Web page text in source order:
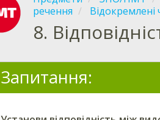
речення
8.
Запитання: